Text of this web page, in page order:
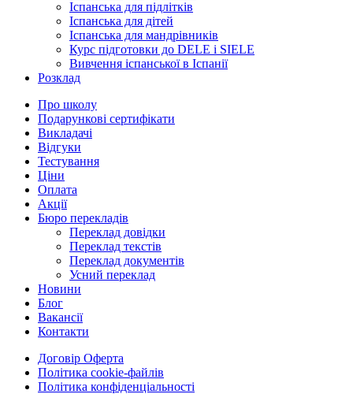
Іспанська для підлітків
Іспанська для дітей
Іспанська для мандрівників
Курс підготовки до DELE і SIELE
Вивчення іспанської в Іспанії
Розклад
Про школу
Подарункові сертифікати
Викладачі
Відгуки
Тестування
Ціни
Оплата
Акції
Бюро перекладів
Переклад довідки
Переклад текстів
Переклад документів
Усний переклад
Новини
Блог
Вакансії
Контакти
Договір Оферта
Політика cookie-файлів
Політика конфіденціальності